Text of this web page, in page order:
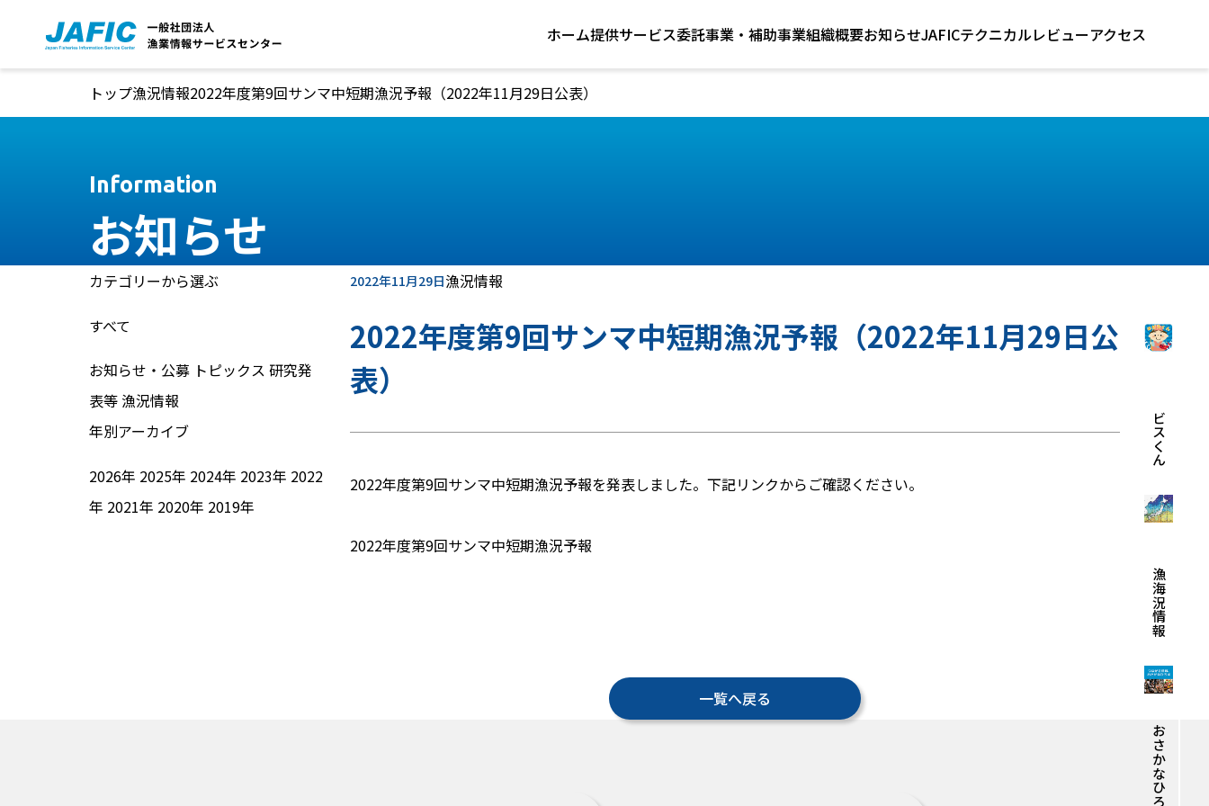
ホーム提供サービス委託事業・補助事業組織概要お知らせJAFICテクニカルレビューアクセス
エビスくん
漁海況情報
おさかなひろば
トップ漁況情報2022年度第9回サンマ中短期漁況予報（2022年11月29日公表）
お知らせ
Information
2022年11月29日漁況情報
2022年度第9回サンマ中短期漁況予報（2022年11月29日公
表）
2022年度第9回サンマ中短期漁況予報を発表しました。下記リンクからご確認ください。
2022年度第9回サンマ中短期漁況予報
一覧へ戻る
カテゴリーから選ぶ
すべて
お知らせ・公募 トピックス 研究発
表等 漁況情報
年別アーカイブ
2026年 2025年 2024年 2023年 2022
年 2021年 2020年 2019年